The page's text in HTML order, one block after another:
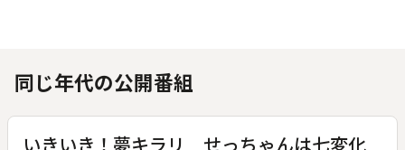
同じ年代の公開番組
いきいき！夢キラリ せっちゃんは七変化